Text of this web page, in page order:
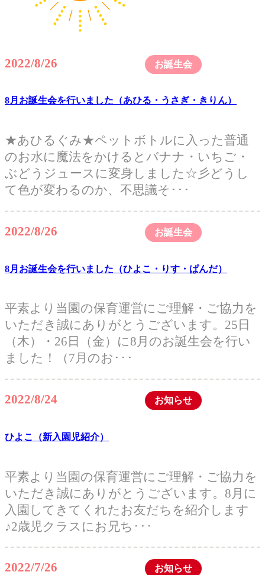
2022/8/26 お誕生会
8月お誕生会を行いました（あひる・うさぎ・きりん）
★あひるぐみ★ペットボトルに入った普通
のお水に魔法をかけるとバナナ・いちご・
ぶどうジュースに変身しました☆彡どうし
て色が変わるのか、不思議そ･･･
2022/8/26 お誕生会
8月お誕生会を行いました（ひよこ・りす・ぱんだ）
平素より当園の保育運営にご理解・ご協力を
いただき誠にありがとうございます。25日
（木）・26日（金）に8月のお誕生会を行い
ました！（7月のお･･･
2022/8/24 お知らせ
ひよこ（新入園児紹介）
平素より当園の保育運営にご理解・ご協力を
いただき誠にありがとうございます。8月に
入園してきてくれたお友だちを紹介します
♪2歳児クラスにお兄ち･･･
2022/7/26 お知らせ